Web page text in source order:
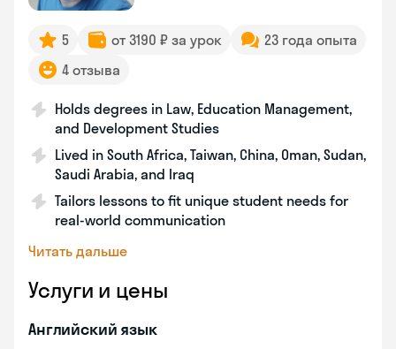
5 от 3190 ₽ за урок
23 года опыта
4 отзыва
Holds degrees in Law, Education Management,
and Development Studies
Lived in South Africa, Taiwan, China, Oman, Sudan,
Saudi Arabia, and Iraq
Tailors lessons to fit unique student needs for
real-world communication
Читать дальше
Услуги и цены
Английский язык